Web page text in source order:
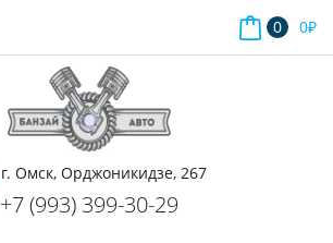
0 0₽
г. Омск, Орджоникидзе, 267
+7 (993) 399-30-29